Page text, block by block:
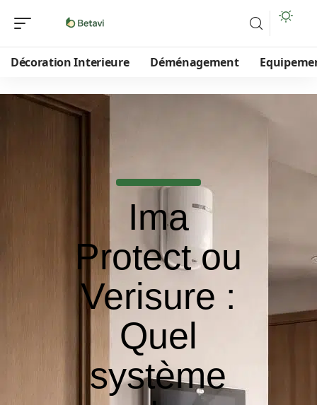
Décoration Interieure Déménagement
Ima
Protect ou
Verisure :
Quel
système